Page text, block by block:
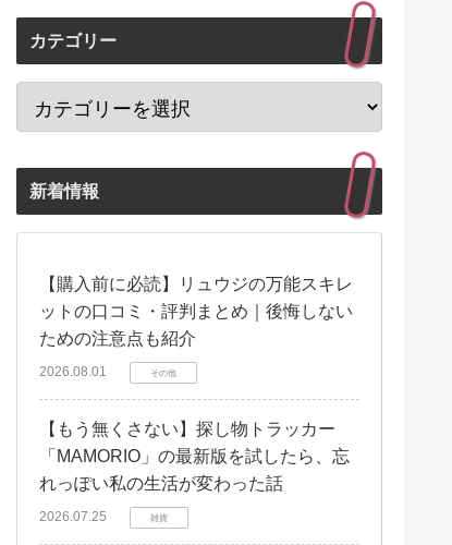
カテゴリー
新着情報
【購入前に必読】リュウジの万能スキレ
ットの口コミ・評判まとめ｜後悔しない
ための注意点も紹介
2026.08.01 その他
【もう無くさない】探し物トラッカー
「MAMORIO」の最新版を試したら、忘
れっぽい私の生活が変わった話
2026.07.25 雑貨